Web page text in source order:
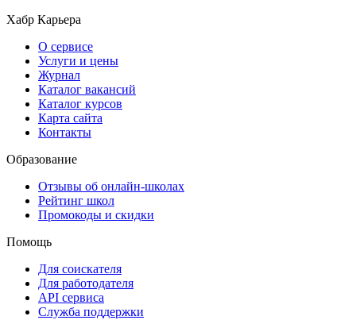
Хабр Карьера
О сервисе
Услуги и цены
Журнал
Каталог вакансий
Каталог курсов
Карта сайта
Контакты
Образование
Отзывы об онлайн-школах
Рейтинг школ
Промокоды и скидки
Помощь
Для соискателя
Для работодателя
API сервиса
Служба поддержки